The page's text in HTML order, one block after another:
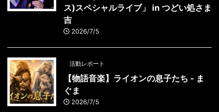
ス)スペシャルライブ」 in つどい処さま
吉
2026/7/5
活動レポート
【物語音楽】ライオンの息子たち - ま
ぐま
2026/7/5